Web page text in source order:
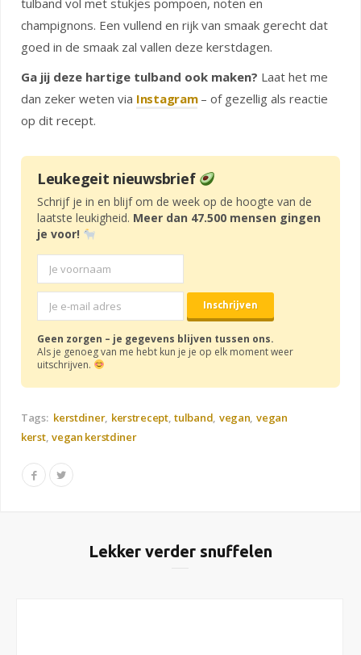
tulband vol met stukjes pompoen, noten en
champignons. Een vullend en rijk van smaak gerecht dat
goed in de smaak zal vallen deze kerstdagen.
Ga jij deze hartige tulband ook maken? Laat het me
dan zeker weten via Instagram– of gezellig als reactie
op dit recept.
Leukegeit nieuwsbrief
Schrijf je in en blijf om de week op de hoogte van de
laatste leukigheid. Meer dan 47.500 mensen gingen
je voor!
Geen zorgen – je gegevens blijven tussen ons.
Als je genoeg van me hebt kun je je op elk moment weer
uitschrijven.
Tags: kerstdiner kerstrecept tulband vegan vegan
kerst vegan kerstdiner
Lekker verder snuffelen